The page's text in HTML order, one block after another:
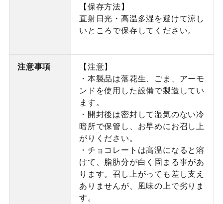
【保存方法】
直射日光・高温多湿を避けて涼し
いところで保存してください。
注意事項
【注意】
・本製品は落花生、ごま、アーモ
ンドを使用した設備で製造してい
ます。
・開封後は密封して湿気のない冷
暗所で保管し、お早めにお召し上
がりください。
・チョコレートは高温になると溶
けて、脂肪分が白く固まる事があ
ります。召し上がっても差し支え
ありませんが、風味の上で劣りま
す。